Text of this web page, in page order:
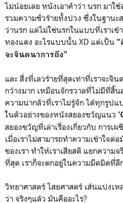
ไม่น้อยเลย หนังเอาคำว่า นรก มาใ
รวมความชั่วร้ายทั้งปวง ซึ่งในฐาน
ว่านรก แต่ไม่ใช่นรกในแบบที่เราเข้
ทองแดง อะไรแบบนั้น XD แต่เป็น "
จะจินตนาการถึง"
และ สื่งที่เลวร้ายที่สุดเท่าที่เราจะจิ
กว้างมาก เหมือนจักรวาลที่ไม่มีที่สิ้
ความน่ากลัวที่เราไม่รู้จัก ได้ทุกรูป
ในตัวอย่างของหนังสยองขวัญแนว
สยองขวัญที่เล่าเรื่องเกี่ยวกับ การเ
เมื่อเราไม่สามารถทำความเข้าใจ
ของเรา ทำให้เราเสียสติ แยกความ
ที่สุด เราก็จะตกอยู่ในความมืดมิดที่ลึ
วิทยาศาสตร์ ไสยศาสตร์ เส้นแบ่งเห
ว่า จริงๆแล้ว มันคืออะไร?